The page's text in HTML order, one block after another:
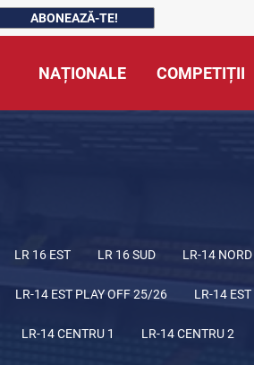
ABONEAZĂ-TE!
NAȚIONALE COMPETIȚII
LR 16 EST LR 16 SUD LR-14
LR-14 EST PLAY OFF 25/26 LR-14
LR-14 CENTRU 1 LR-14 CENTRU 2